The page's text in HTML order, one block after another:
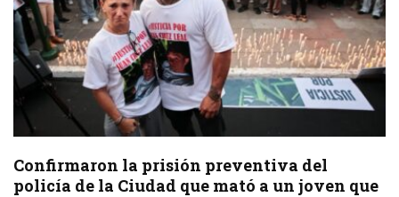
Confirmaron la prisión preventiva del
policía de la Ciudad que mató a un joven que